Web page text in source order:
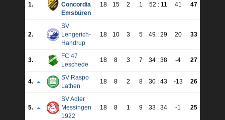
1.
Concordia
Emsbüren
18 15 2 1 52 : 11 41 47
2.
SV
Lengerich-
Handrup
18 10 3 5 49 : 29 20 33
3.
FC 47
Leschede
18 8 3 7 34 : 38 -4 27
4.
SV Raspo
Lathen
18 8 2 8 30 : 43 -13 26
5.
SV Adler
Messingen
1922
18 8 1 9 33 : 34 -1 25